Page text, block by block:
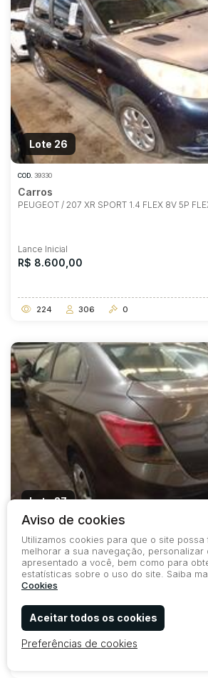
Lote 26
COD. 39330
Carros
PEUGEOT / 207 XR SPORT 1.4 FLEX 8V 5P
Lance Inicial
R$ 8.600,00
224 306 0
Lote 27
Carros
CHEVROLET / PRISMA SEDAN LT 1.4 8V 4P
Lance Inicial
R$ 16.900,00
Aviso de cookies
Utilizamos cookies para que o site
melhorar a sua navegação, personalizar
apresentado a você, bem como para
estatísticas sobre o uso do site. Saiba
Cookies
Aceitar todos os cookies
Preferências de cookies